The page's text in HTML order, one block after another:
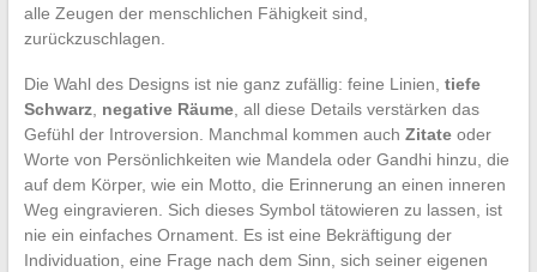
alle Zeugen der menschlichen Fähigkeit sind,
zurückzuschlagen.
Die Wahl des Designs ist nie ganz zufällig: feine Linien, tiefe
Schwarz, negative Räume, all diese Details verstärken das
Gefühl der Introversion. Manchmal kommen auch Zitateoder
Worte von Persönlichkeiten wie Mandela oder Gandhi hinzu, die
auf dem Körper, wie ein Motto, die Erinnerung an einen inneren
Weg eingravieren. Sich dieses Symbol tätowieren zu lassen, ist
nie ein einfaches Ornament. Es ist eine Bekräftigung der
Individuation, eine Frage nach dem Sinn, sich seiner eigenen